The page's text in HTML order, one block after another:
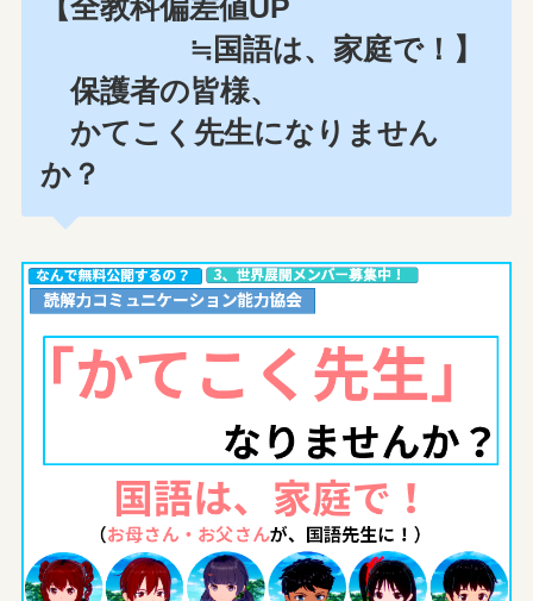
≒国語は、家庭で！】
保護者の皆様、
かてこく先生になりません
か？